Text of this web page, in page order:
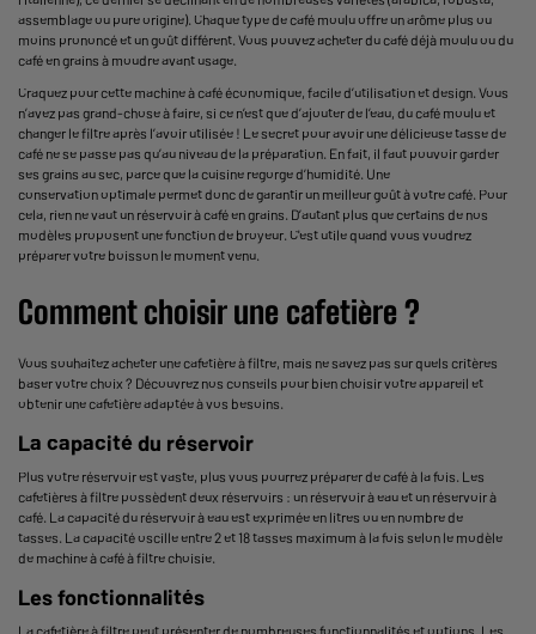
assemblage ou pure origine). Chaquetype de café moulu offre un arôme plus ou
moins prononcé et un goût différent. Vous pouvez acheter du café déjà moulu ou du
café en grains à moudre avant usage.
Craquez pour cette machine à cafééconomique, facile d’utilisation et design. Vous
n’avez pas grand-chose à faire, si ce n’est que d’ajouter de l’eau, du café moulu et
changer le filtre après l’avoir utilisée ! Le secret pour avoir une délicieusetassede
café ne se passe pas qu’au niveau de la préparation. En fait, il faut pouvoir garder
ses grains au sec, parce que la cuisine regorge d’humidité. Une
conservation optimale permet donc de garantir un meilleur goût à votre café. Pour
cela, rien ne vaut un réservoir à café en grains. D’autant plus que certains de nos
modèles proposent une fonction de broyeur. C'est utile quand vous voudrez
préparer votre boisson le moment venu.
Comment choisir une cafetière ?
Vous souhaitez acheter une cafetière à filtre, mais ne savez pas sur quels critères
baser votre choix ? Découvrez nos conseils pour bien choisir votre appareil et
obtenir une cafetière adaptée à vos besoins.
La capacité du réservoir
Plus votre réservoir est vaste, plus vous pourrez préparer de café à la fois. Les
cafetières à filtre possèdent deux réservoirs : un réservoir à eau et un réservoir à
café. La capacité du réservoir à eau est exprimée en litres ou en nombre de
tasses. La capacité oscille entre 2 et 18 tasses maximum à la fois selon le modèle
de machine à caféà filtre choisie.
Les fonctionnalités